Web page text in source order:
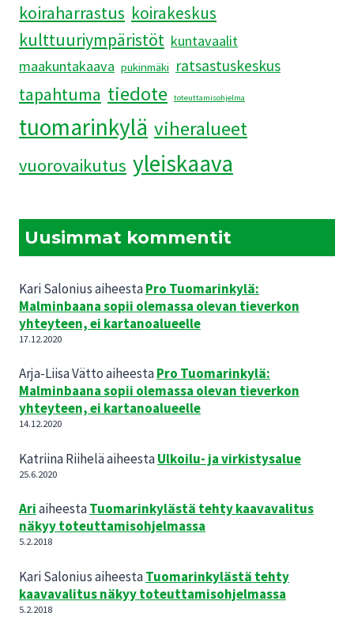
koiraharrastus koirakeskus
kulttuuriympäristöt kuntavaalit
maakuntakaava pukinmäki ratsastuskeskus
tapahtuma tiedote toteuttamisohjelma
tuomarinkylä viheralueet
vuorovaikutus yleiskaava
Uusimmat kommentit
Kari SaloniusaiheestaPro Tuomarinkylä:
Malminbaana sopii olemassa olevan tieverkon
yhteyteen, ei kartanoalueelle
17.12.2020
Arja-Liisa VättoaiheestaPro Tuomarinkylä:
Malminbaana sopii olemassa olevan tieverkon
yhteyteen, ei kartanoalueelle
14.12.2020
Katriina RiiheläaiheestaUlkoilu- ja virkistysalue
25.6.2020
AriaiheestaTuomarinkylästä tehty kaavavalitus
näkyy toteuttamisohjelmassa
5.2.2018
Kari SaloniusaiheestaTuomarinkylästä tehty
kaavavalitus näkyy toteuttamisohjelmassa
5.2.2018